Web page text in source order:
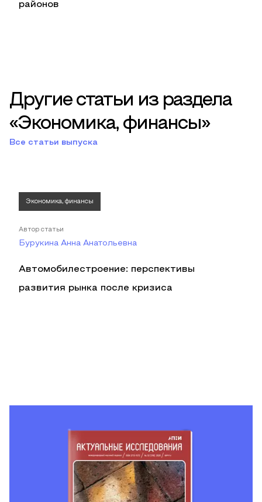
районов
Другие статьи из раздела
«Экономика, финансы»
Все статьи выпуска
Экономика, финансы
Автор статьи
Бурукина Анна Анатольевна
Автомобилестроение: перспективы
развития рынка после кризиса